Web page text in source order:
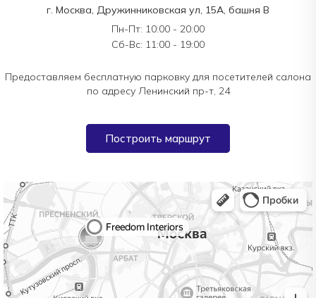
г. Москва, Дружинниковская ул, 15А, башня В
Пн-Пт: 10:00 - 20:00
Сб-Вс: 11:00 - 19:00
Предоставляем бесплатную парковку для посетителей салона
по адресу Ленинский пр-т, 24
Построить маршрут